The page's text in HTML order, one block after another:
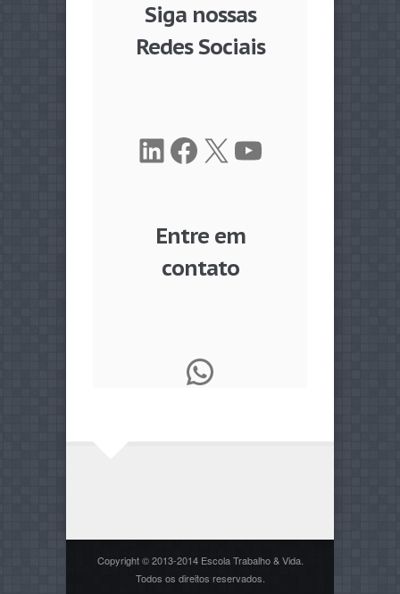
Siga nossas
Redes Sociais
LinkedIn
Facebook
X Youtube
Entre em
contato
WhatsApp
Copyright © 2013-2014 Escola Trabalho & Vida.
Todos os direitos reservados.